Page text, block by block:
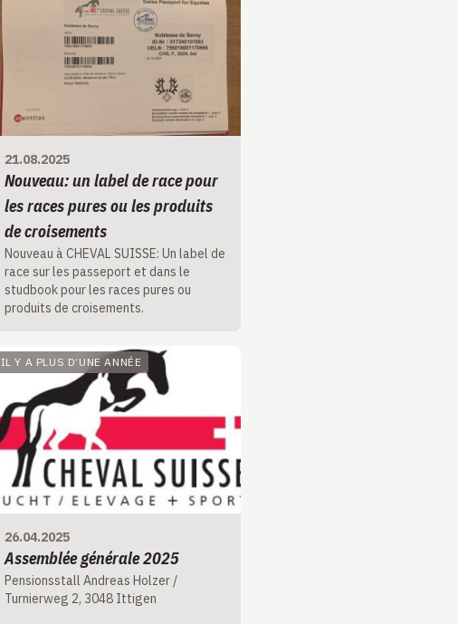
21.08.2025
Nouveau: un label de race pour
les races pures ou les produits
de croisements
Nouveau à CHEVAL SUISSE: Un label de
race sur les passeport et dans le
studbook pour les races pures ou
produits de croisements.
IL Y A PLUS D’UNE ANNÉE
26.04.2025
Assemblée générale 2025
Pensionsstall Andreas Holzer /
Turnierweg 2, 3048 Ittigen